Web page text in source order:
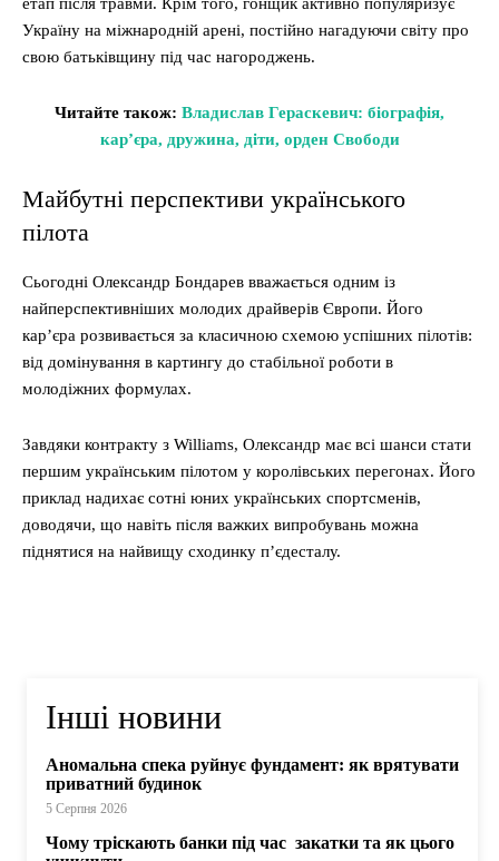
Україну на міжнародній арені, постійно нагадуючи світу про
свою батьківщину під час нагороджень.
Читайте також: Владислав Гераскевич: біографія,
кар’єра, дружина, діти, орден Свободи
Майбутні перспективи українського
пілота
Сьогодні Олександр Бондарев вважається одним із
найперспективніших молодих драйверів Європи. Його
кар’єра розвивається за класичною схемою успішних пілотів:
від домінування в картингу до стабільної роботи в
молодіжних формулах.
Завдяки контракту з Williams, Олександр має всі шанси стати
першим українським пілотом у королівських перегонах. Його
приклад надихає сотні юних українських спортсменів,
доводячи, що навіть після важких випробувань можна
піднятися на найвищу сходинку п’єдесталу.
Інші новини
Аномальна спека руйнує фундамент: як врятувати
приватний будинок
5 Серпня 2026
Чому тріскають банки під час закатки та як цього